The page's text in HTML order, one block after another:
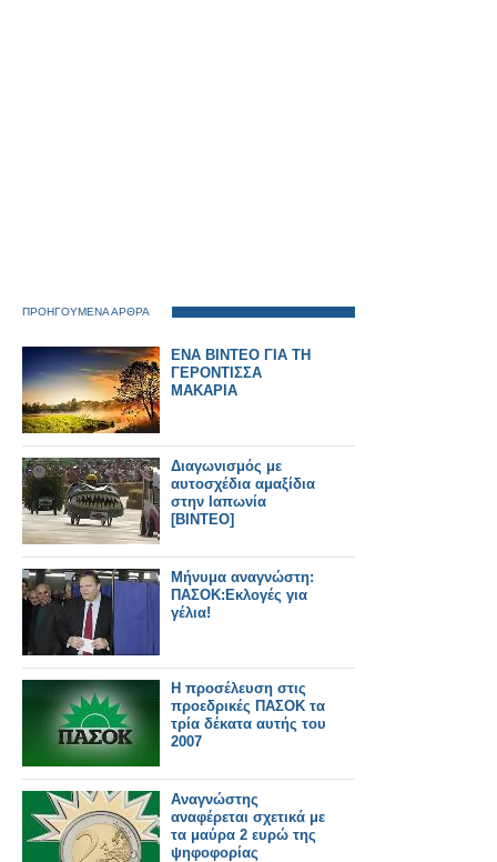
ΠΡΟΗΓΟΥΜΕΝΑ ΑΡΘΡΑ
ΕΝΑ ΒΙΝΤΕΟ ΓΙΑ ΤΗ
ΓΕΡΟΝΤΙΣΣΑ
ΜΑΚΑΡΙΑ
Διαγωνισμός με
αυτοσχέδια αμαξίδια
στην Ιαπωνία
[ΒΙΝΤΕΟ]
Μήνυμα αναγνώστη:
ΠΑΣΟΚ:Εκλογές για
γέλια!
Η προσέλευση στις
προεδρικές ΠΑΣΟΚ τα
τρία δέκατα αυτής του
2007
Αναγνώστης
αναφέρεται σχετικά με
τα μαύρα 2 ευρώ της
ψηφοφορίας